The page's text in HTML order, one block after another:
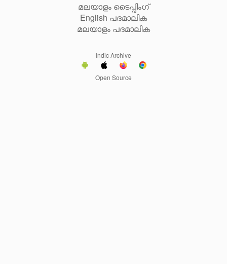
മലയാളം ടൈപ്പിംഗ്
English പദമാലിക
മലയാളം പദമാലിക
Indic Archive
Open Source